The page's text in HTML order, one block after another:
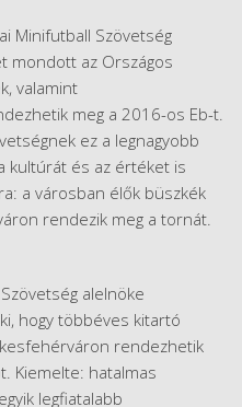
Minifutball Szövetség
mondott az Országos
valamint
meg a 2016-os Eb-t.
ez a legnagyobb
kultúrát és az értéket is
a városban élők büszkék
rendezik meg a tornát.
alelnöke
hogy többéves kitartó
rendezhetik
Kiemelte: hatalmas
legfiatalabb